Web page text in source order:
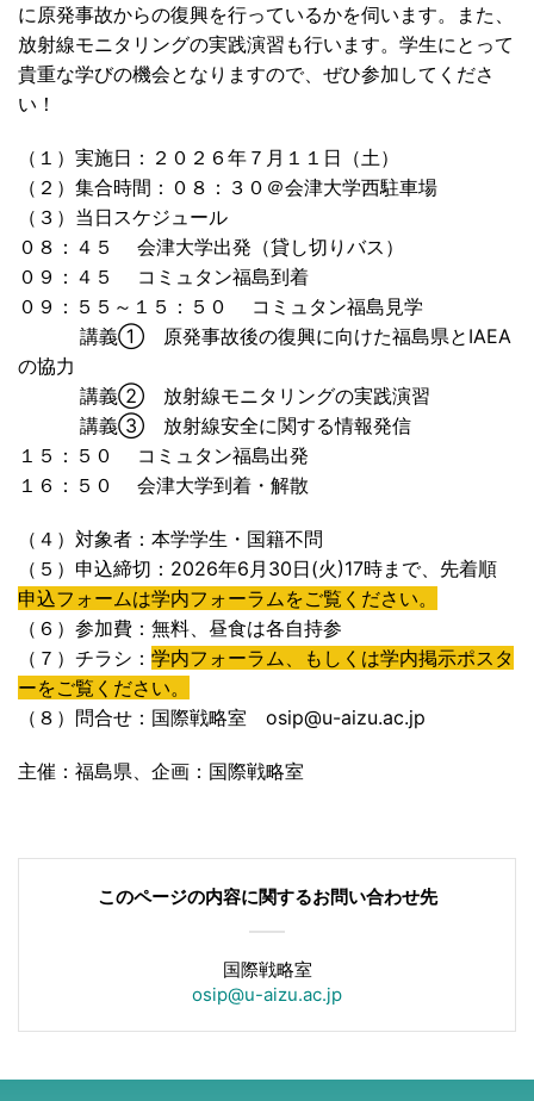
に原発事故からの復興を行っているかを伺います。また、
放射線モニタリングの実践演習も行います。学生にとって
貴重な学びの機会となりますので、ぜひ参加してくださ
い！
（１）実施日：２０２６年７月１１日（土）
（２）集合時間：０８：３０＠会津大学西駐車場
（３）当日スケジュール
０８：４５ 会津大学出発（貸し切りバス）
０９：４５ コミュタン福島到着
０９：５５～１５：５０ コミュタン福島見学
講義① 原発事故後の復興に向けた福島県とIAEA
の協力
講義② 放射線モニタリングの実践演習
講義③ 放射線安全に関する情報発信
１５：５０ コミュタン福島出発
１６：５０ 会津大学到着・解散
（４）対象者：本学学生・国籍不問
（５）申込締切：2026年6月30日(火)17時まで、先着順
申込フォームは学内フォーラムをご覧ください。
（６）参加費：無料、昼食は各自持参
（７）チラシ： 学内フォーラム、もしくは学内掲示ポスタ
ーをご覧ください。
（８）問合せ：国際戦略室 osip@u-aizu.ac.jp
主催：福島県、企画：国際戦略室
このページの内容に関するお問い合わせ先
国際戦略室
osip@u-aizu.ac.jp